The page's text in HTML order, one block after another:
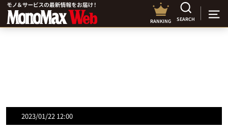
RANKING SEARCH
2023/01/22 12:00